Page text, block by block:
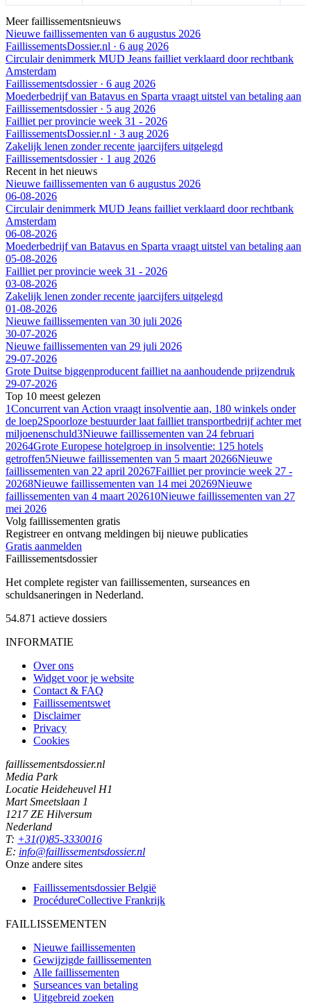
Meer faillissementsnieuws
Nieuwe faillissementen van 6 augustus 2026
FaillissementsDossier.nl · 6 aug 2026
Circulair denimmerk MUD Jeans failliet verklaard door rechtbank
Amsterdam
Faillissementsdossier· 6 aug 2026
Moederbedrijf van Batavus en Sparta vraagt uitstel van betaling aan
Faillissementsdossier· 5 aug 2026
Failliet per provincie week 31 - 2026
FaillissementsDossier.nl · 3 aug 2026
Zakelijk lenen zonder recente jaarcijfers uitgelegd
Faillissementsdossier· 1 aug 2026
Recent in het nieuws
Nieuwe faillissementen van 6 augustus 2026
06-08-2026
Circulair denimmerk MUD Jeans failliet verklaard door rechtbank
Amsterdam
06-08-2026
Moederbedrijf van Batavus en Sparta vraagt uitstel van betaling aan
05-08-2026
Failliet per provincie week 31 - 2026
03-08-2026
Zakelijk lenen zonder recente jaarcijfers uitgelegd
01-08-2026
Nieuwe faillissementen van 30 juli 2026
30-07-2026
Nieuwe faillissementen van 29 juli 2026
29-07-2026
Grote Duitse biggenproducent failliet na aanhoudende prijzendruk
29-07-2026
Top 10 meest gelezen
1Concurrent van Action vraagt insolventie aan, 180 winkels onder
de loep2Spoorloze bestuurder laat failliet transportbedrijf achter met
miljoenenschuld3Nieuwe faillissementen van 24 februari
20264Grote Europese hotelgroep in insolventie: 125 hotels
getroffen5Nieuwe faillissementen van 5 maart 20266Nieuwe
faillissementen van 22 april 20267Failliet per provincie week 27 -
20268Nieuwe faillissementen van 14 mei 20269Nieuwe
faillissementen van 4 maart 202610Nieuwe faillissementen van 27
mei 2026
Volg faillissementen gratis
Registreer en ontvang meldingen bij nieuwe publicaties
Gratis aanmelden
Faillissementsdossier
Het complete register van faillissementen, surseances en
schuldsaneringen in Nederland.
54.871 actieve dossiers
INFORMATIE
Over ons
Widget voor je website
Contact & FAQ
Faillissementswet
Disclaimer
Privacy
Cookies
faillissementsdossier.nl
Media Park
Locatie Heideheuvel H1
Mart Smeetslaan 1
1217 ZE Hilversum
Nederland
T: +31(0)85-3330016
E: info@faillissementsdossier.nl
Onze andere sites
Faillissementsdossier België
ProcédureCollective Frankrijk
FAILLISSEMENTEN
Nieuwe faillissementen
Gewijzigde faillissementen
Alle faillissementen
Surseances van betaling
Uitgebreid zoeken